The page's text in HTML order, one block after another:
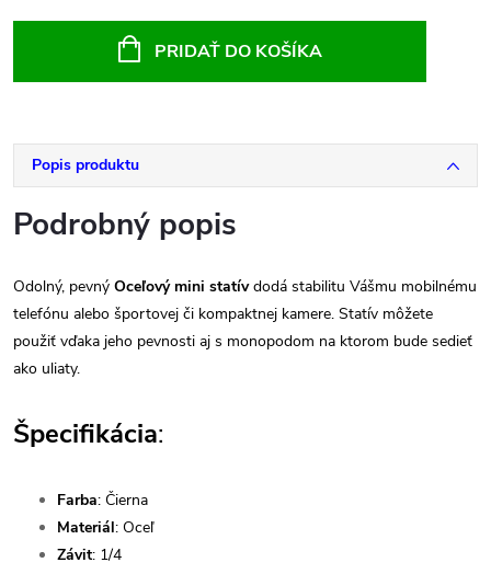
PRIDAŤ DO KOŠÍKA
Popis produktu
Podrobný popis
Odolný, pevný Oceľovýmini statívdodá stabilitu Vášmu mobilnému
telefónu alebo športovej či kompaktnej kamere. Statív môžete
použiť vďaka jeho pevnosti aj s monopodom na ktorom bude sedieť
ako uliaty.
Špecifikácia:
Farba: Čierna
Materiál: Oceľ
Závit: 1/4